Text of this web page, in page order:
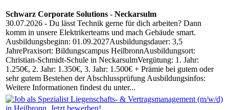
Schwarz Corporate Solutions - Neckarsulm
30.07.2026 - Du lässt Technik gerne für dich arbeiten? Dann
komm in unsere Elektrikerteams und mach Gebäude smart.
Ausbildungsbeginn: 01.09.2027Ausbildungsdauer: 3,5
JahrePraxisort: Bildungscampus HeilbronnAusbildungsort:
Christian-Schmidt-Schule in NeckarsulmVergütung: 1. Jahr:
1.250€, 2. Jahr: 1.350€, 3. Jahr: 1.500€ + Prämie bei gutem oder
sehr gutem Bestehen der Abschlussprüfung Ausbildungsinfos:
Weitere Informationen findest du unter...